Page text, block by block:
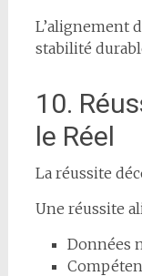
L’alignement
stabilité
10.
le Réel
La réussite
Une réussite
Données